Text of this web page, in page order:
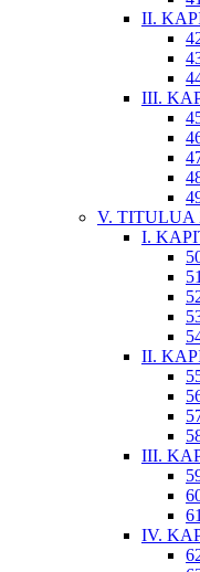
II.
III.
V. TITULUA
I.
II.
III.
IV.